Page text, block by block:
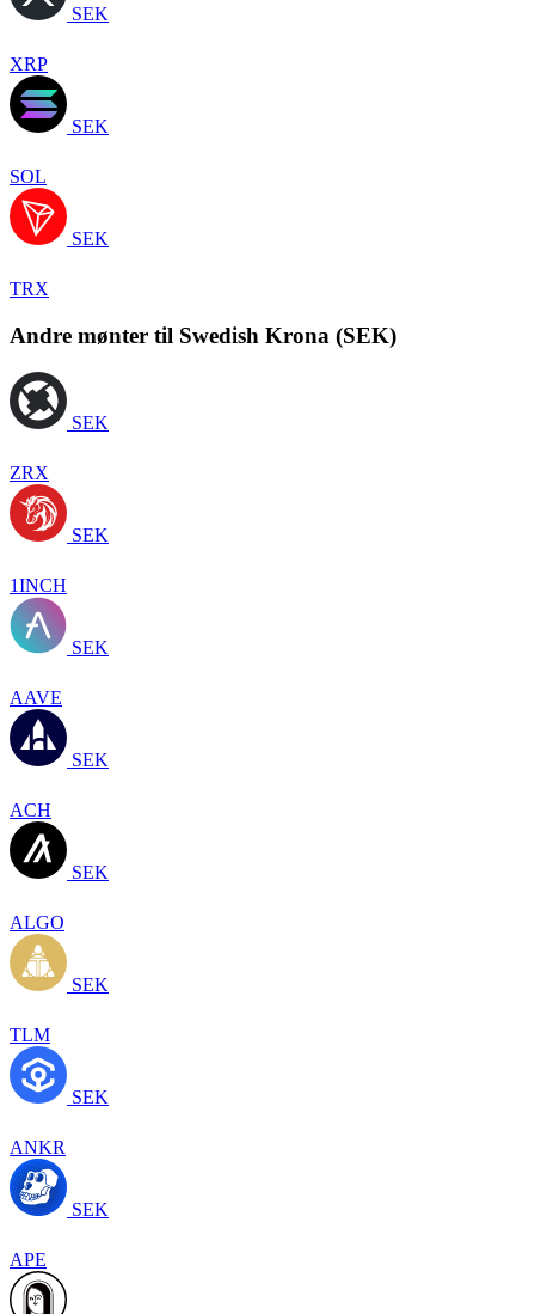
SEK
XRP
SEK
SOL
SEK
TRX
Andre mønter til Swedish Krona (SEK)
SEK
ZRX
SEK
1INCH
SEK
AAVE
SEK
ACH
SEK
ALGO
SEK
TLM
SEK
ANKR
SEK
APE